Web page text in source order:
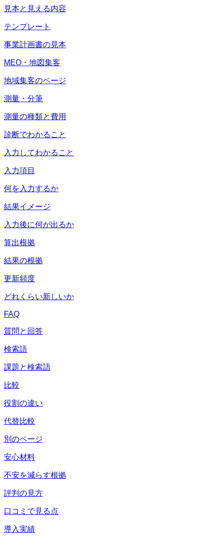
見本と見える内容
テンプレート
事業計画書の見本
MEO・地図集客
地域集客のページ
測量・分筆
測量の種類と費用
診断でわかること
入力してわかること
入力項目
何を入力するか
結果イメージ
入力後に何が出るか
算出根拠
結果の根拠
更新頻度
どれくらい新しいか
FAQ
質問と回答
検索語
課題と検索語
比較
役割の違い
代替比較
別のページ
安心材料
不安を減らす根拠
評判の見方
口コミで見る点
導入実績